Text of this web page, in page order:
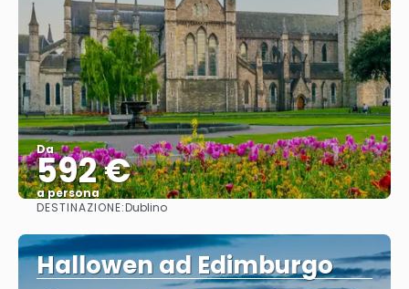
Da
592 €
a persona
DESTINAZIONE:Dublino
Hallowen ad Edimburgo